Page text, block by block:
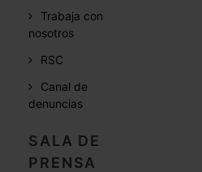
Trabaja con
nosotros
RSC
Canal de
denuncias
SALA DE
PRENSA